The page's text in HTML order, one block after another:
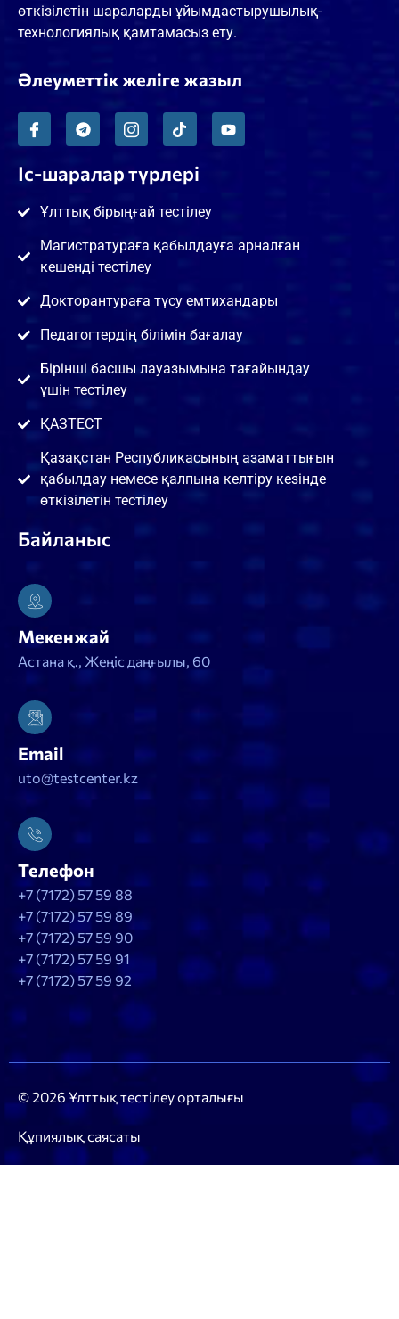
өткізілетін шараларды ұйымдастырушылық-
технологиялық қамтамасыз ету.
Әлеуметтік желіге жазыл
Іс-шаралар түрлері
Ұлттық бірыңғай тестілеу
Магистратураға қабылдауға арналған
кешенді тестілеу
Докторантураға түсу емтихандары
Педагогтердің білімін бағалау
Бірінші басшы лауазымына тағайындау
үшін тестілеу
ҚАЗТЕСТ
Қазақстан Республикасының азаматтығын
қабылдау немесе қалпына келтіру кезінде
өткізілетін тестілеу
Байланыс
Мекенжай
Астана қ., Жеңіс даңғылы, 60
Email
uto@testcenter.kz
Телефон
+7 (7172) 57 59 88
+7 (7172) 57 59 89
+7 (7172) 57 59 90
+7 (7172) 57 59 91
+7 (7172) 57 59 92
© 2026 Ұлттық тестілеу орталығы
Құпиялық саясаты